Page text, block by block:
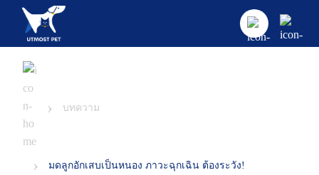
› บทความ
› มดลูกอักเสบเป็นหนอง ภาวะฉุกเฉิน ต้องระวัง!